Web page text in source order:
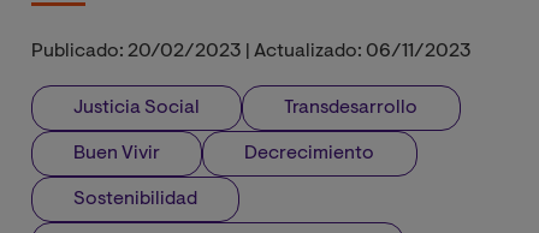
Publicado: 20/02/2023 Actualizado: 06/11/2023
Justicia Social Transdesarrollo
Buen Vivir Decrecimiento
Sostenibilidad